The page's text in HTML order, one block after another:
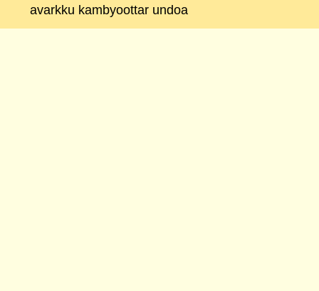
avarkku kambyoottar undoa